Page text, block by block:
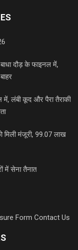
दौड़ के फाइनल में,
में, लंबी कूद और पैरा तैराकी
मंजूरी, 99.07 लाख
में सेना तैनात
Form Contact Us